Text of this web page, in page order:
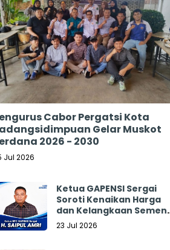
Cabor Pergatsi Kota
Gelar Muskot
2026 - 2030
Jul 2026
Ketua GAPENSI Sergai
Soroti Kenaikan Harga
dan Kelangkaan Semen,
Minta Pemerintah
23 Jul 2026